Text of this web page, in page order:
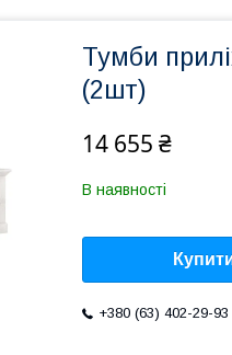
Тумби
(2шт)
14 655 ₴
В наявності
+380 (63) 402-29-93